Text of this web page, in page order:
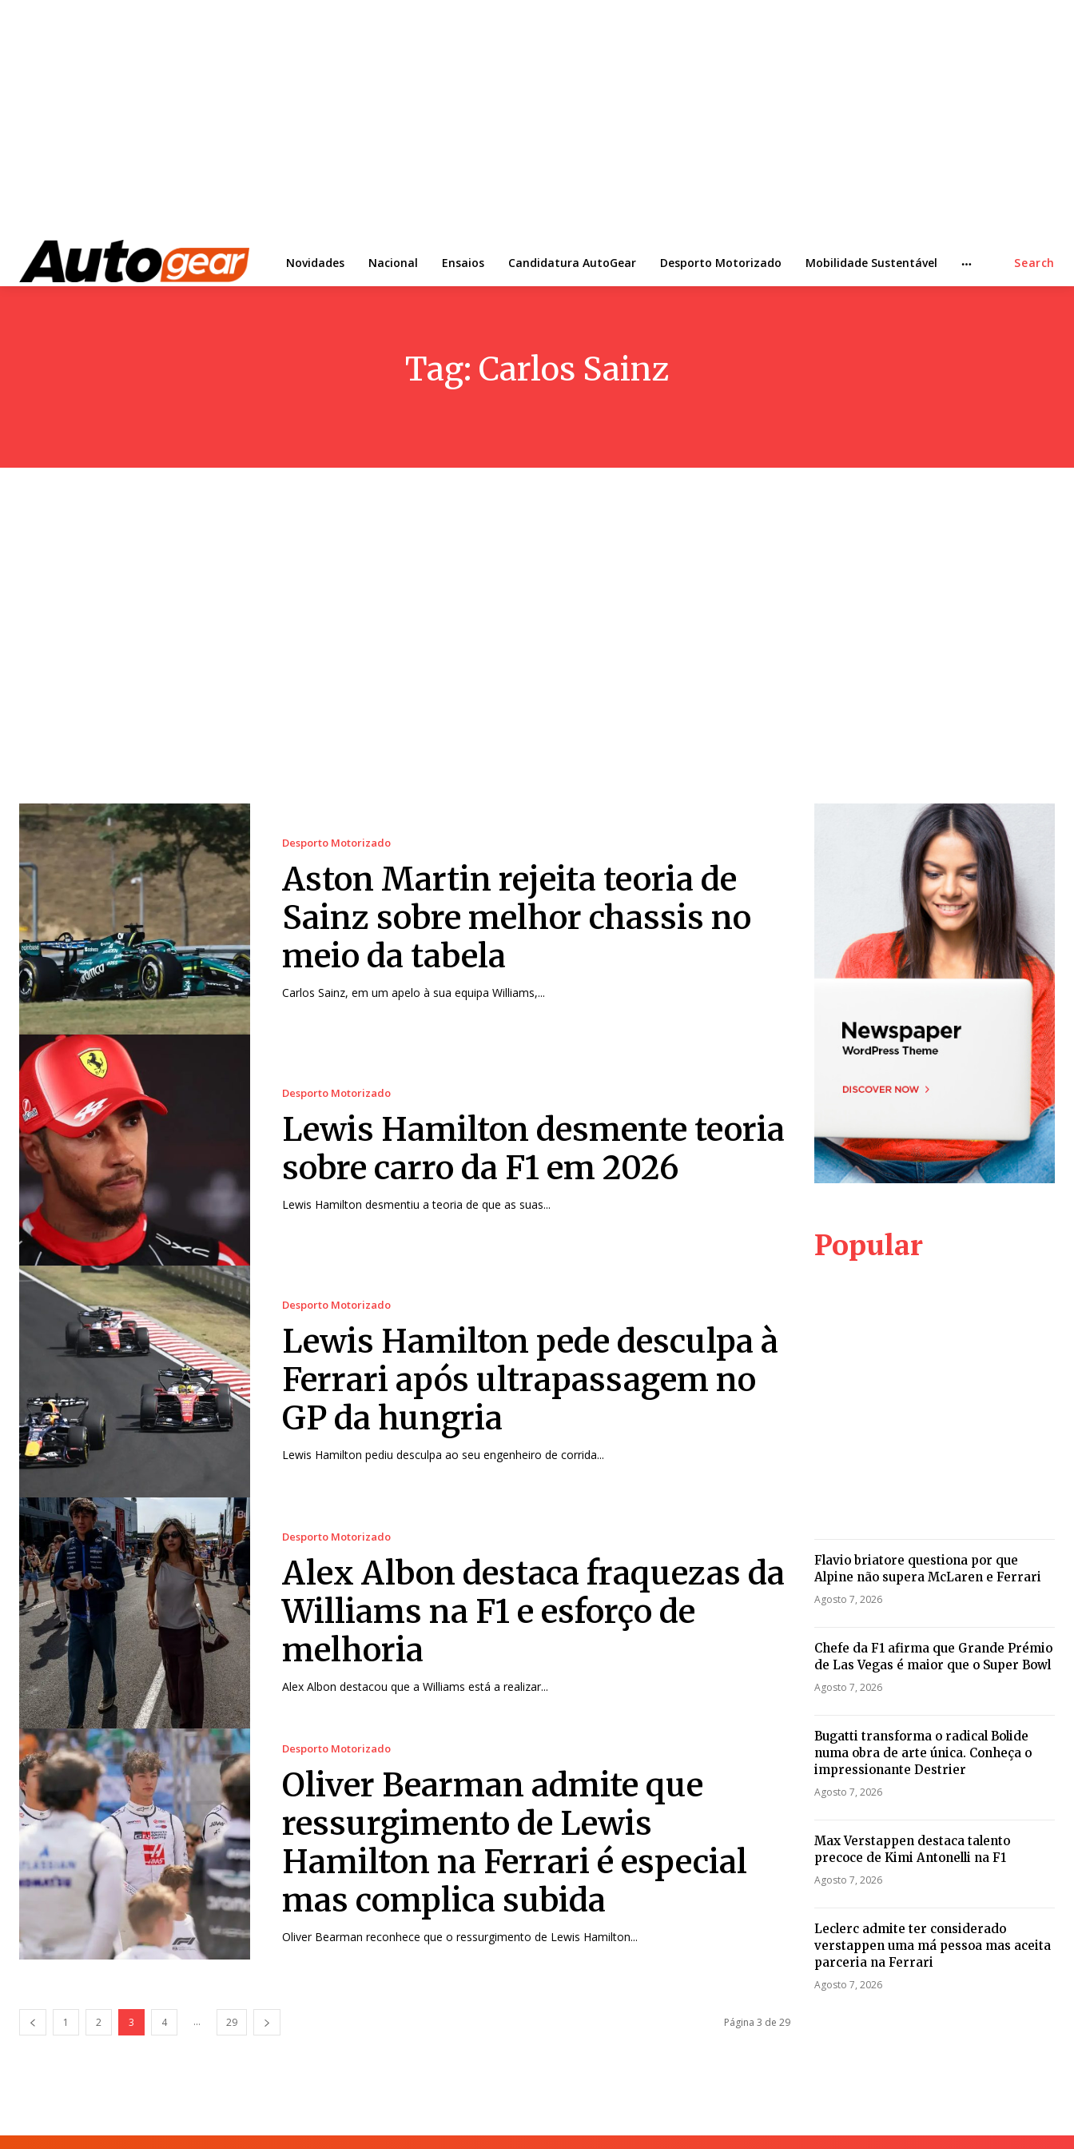
Novidades Nacional Ensaios Candidatura AutoGear Desporto Motorizado Mobilidade Sustentável Search
Tag: Carlos Sainz
Desporto Motorizado
Aston Martin rejeita teoria de
Sainz sobre melhor chassis no
meio da tabela
Carlos Sainz, em um apelo à sua equipa Williams,...
Desporto Motorizado
Lewis Hamilton desmente teoria
sobre carro da F1 em 2026
Lewis Hamilton desmentiu a teoria de que as suas...
Desporto Motorizado
Lewis Hamilton pede desculpa à
Ferrari após ultrapassagem no
GP da hungria
Lewis Hamilton pediu desculpa ao seu engenheiro de corrida...
Desporto Motorizado
Alex Albon destaca fraquezas da
Williams na F1 e esforço de
melhoria
Alex Albon destacou que a Williams está a realizar...
Desporto Motorizado
Oliver Bearman admite que
ressurgimento de Lewis
Hamilton na Ferrari é especial
mas complica subida
Oliver Bearman reconhece que o ressurgimento de Lewis Hamilton...
1 2 3 4 ... 29 Página 3 de 29
Popular
Flavio briatore questiona por que
Alpine não supera McLaren e Ferrari
Agosto 7, 2026
Chefe da F1 afirma que Grande Prémio
de Las Vegas é maior que o Super Bowl
Agosto 7, 2026
Bugatti transforma o radical Bolide
numa obra de arte única. Conheça o
impressionante Destrier
Agosto 7, 2026
Max Verstappen destaca talento
precoce de Kimi Antonelli na F1
Agosto 7, 2026
Leclerc admite ter considerado
verstappen uma má pessoa mas aceita
parceria na Ferrari
Agosto 7, 2026